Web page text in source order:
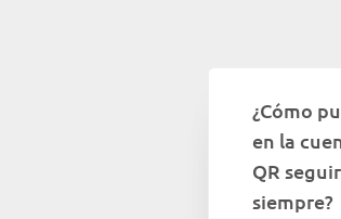
¿Cómo
en la
QR
siempre?